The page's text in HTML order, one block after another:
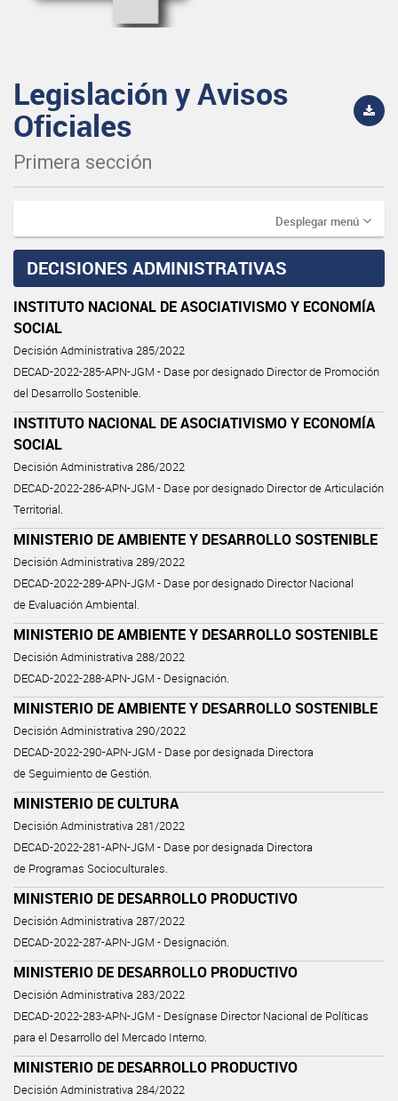
Legislación y Avisos
Oficiales
Primera sección
Desplegar menú
DECISIONES ADMINISTRATIVAS
INSTITUTO NACIONAL DE ASOCIATIVISMO Y ECONOMÍA
SOCIAL
Decisión Administrativa 285/2022
DECAD-2022-285-APN-JGM - Dase por designado Director de Promoción
del Desarrollo Sostenible.
INSTITUTO NACIONAL DE ASOCIATIVISMO Y ECONOMÍA
SOCIAL
Decisión Administrativa 286/2022
DECAD-2022-286-APN-JGM - Dase por designado Director de Articulación
Territorial.
MINISTERIO DE AMBIENTE Y DESARROLLO SOSTENIBLE
Decisión Administrativa 289/2022
DECAD-2022-289-APN-JGM - Dase por designado Director Nacional
de Evaluación Ambiental.
MINISTERIO DE AMBIENTE Y DESARROLLO SOSTENIBLE
Decisión Administrativa 288/2022
DECAD-2022-288-APN-JGM - Designación.
MINISTERIO DE AMBIENTE Y DESARROLLO SOSTENIBLE
Decisión Administrativa 290/2022
DECAD-2022-290-APN-JGM - Dase por designada Directora
de Seguimiento de Gestión.
MINISTERIO DE CULTURA
Decisión Administrativa 281/2022
DECAD-2022-281-APN-JGM - Dase por designada Directora
de Programas Socioculturales.
MINISTERIO DE DESARROLLO PRODUCTIVO
Decisión Administrativa 287/2022
DECAD-2022-287-APN-JGM - Designación.
MINISTERIO DE DESARROLLO PRODUCTIVO
Decisión Administrativa 283/2022
DECAD-2022-283-APN-JGM - Desígnase Director Nacional de Políticas
para el Desarrollo del Mercado Interno.
MINISTERIO DE DESARROLLO PRODUCTIVO
Decisión Administrativa 284/2022